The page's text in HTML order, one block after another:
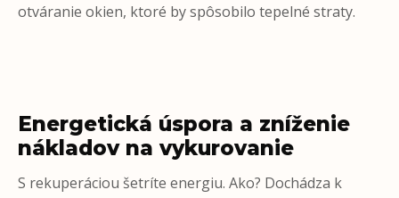
otváranie okien, ktoré by spôsobilo tepelné straty.
Energetická úspora a zníženie
nákladov na vykurovanie
S rekuperáciou šetríte energiu. Ako? Dochádza k